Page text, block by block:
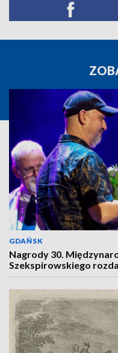
GDAŃSK
Nagrody 30.
Szekspirowskiego